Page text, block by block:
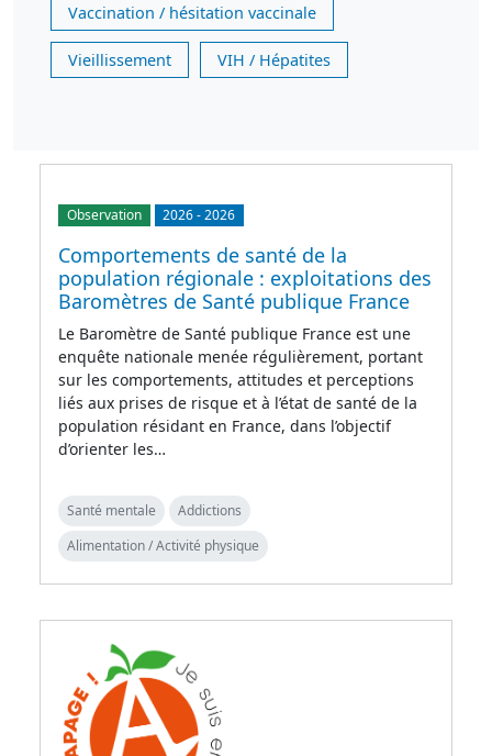
Vaccination / hésitation vaccinale
Vieillissement VIH / Hépatites
Observation 2026-2026
Comportements de santé de la
population régionale : exploitations des
Baromètres de Santé publique France
Le Baromètre de Santé publique France est une
enquête nationale menée régulièrement, portant
sur les comportements, attitudes et perceptions
liés aux prises de risque et à l’état de santé de la
population résidant en France, dans l’objectif
d’orienter les…
Santé mentale
Addictions
Alimentation / Activité physique